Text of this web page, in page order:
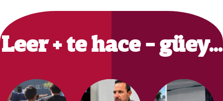
Primary
Sidebar
Leer + te hace - güey…